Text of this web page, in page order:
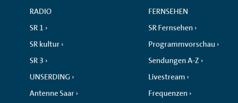
RADIO
SR 1
SR kultur
SR 3
UNSERDING
Antenne Saar
FERNSEHEN
SR Fernsehen
Programmvorschau
Sendungen A-Z
Livestream
Frequenzen